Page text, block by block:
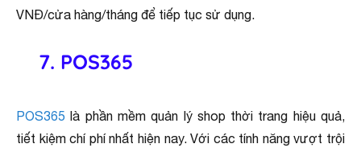
VNĐ/cửa hàng/tháng để tiếp tục sử dụng.
7. POS365
POS365 là phần mềm quản lý shop thời trang hiệu quả,
tiết kiệm chí phí nhất hiện nay. Với các tính năng vượt trội